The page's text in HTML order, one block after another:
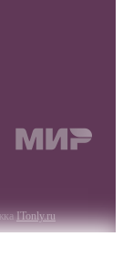
ITonly.ru